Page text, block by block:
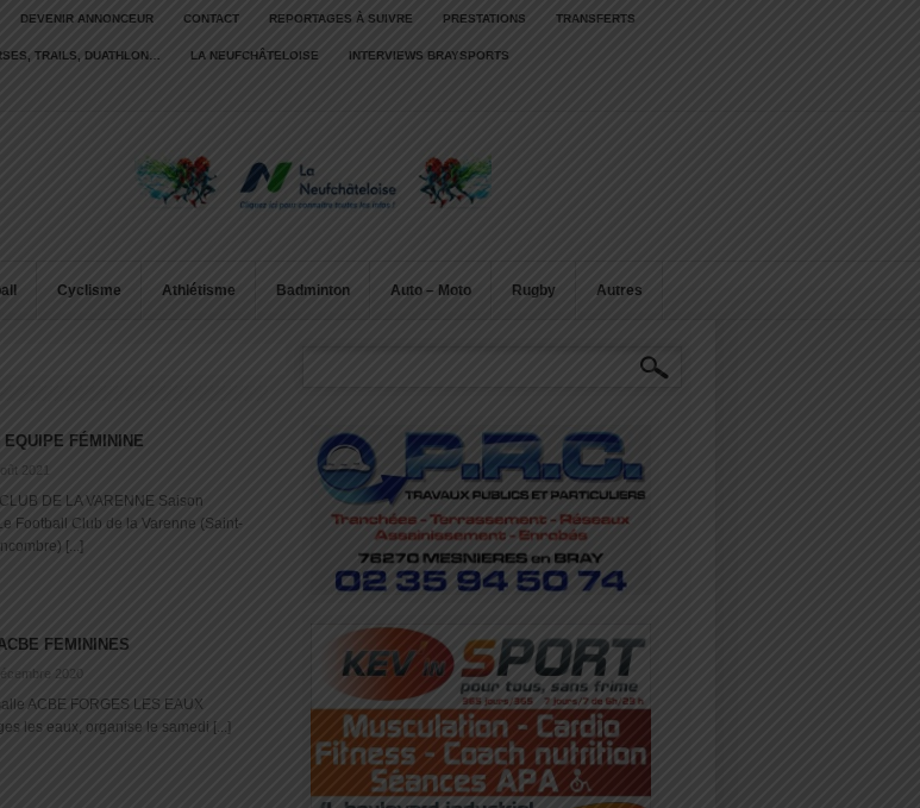
DEVENIR ANNONCEUR CONTACT REPORTAGES À SUIVRE PRESTATIONS TRANSFERTS
TRAILS, DUATHLON… LA NEUFCHÂTELOISE INTERVIEWS BRAYSPORTS
Cyclisme Athlétisme Badminton Auto – Moto Rugby Autres
EQUIPE FÉMININE
2021
DE LA VARENNE Saison
Football Club de la Varenne (Saint-
[...]
FEMININES
2020
ACBE FORGES LES EAUX
les eaux, organise le samedi [...]